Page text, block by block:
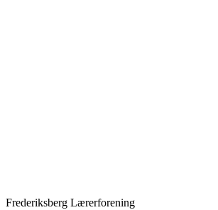
Frederiksberg Lærerforening